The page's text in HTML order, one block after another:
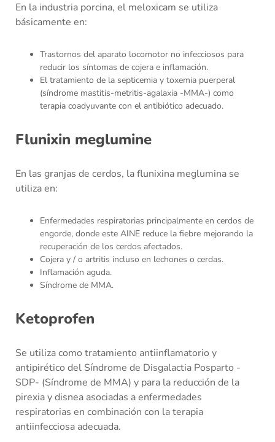
En la industria porcina, el meloxicam se utiliza
básicamente en:
Trastornos del aparato locomotor no infecciosos para
reducir los síntomas de cojera e inflamación.
El tratamiento de la septicemia y toxemia puerperal
(síndrome mastitis-metritis-agalaxia -MMA-) como
terapia coadyuvante con el antibiótico adecuado.
Flunixin meglumine
En las granjas de cerdos, la flunixina meglumina se
utiliza en:
Enfermedades respiratorias principalmente en cerdos de
engorde, donde este AINE reduce la fiebre mejorando la
recuperación de los cerdos afectados.
Cojera y / o artritis incluso en lechones o cerdas.
Inflamación aguda.
Síndrome de MMA.
Ketoprofen
Se utiliza como tratamiento antiinflamatorio y
antipirético del Síndrome de Disgalactia Posparto -
SDP- (Síndrome de MMA) y para la reducción de la
pirexia y disnea asociadas a enfermedades
respiratorias en combinación con la terapia
antiinfecciosa adecuada.